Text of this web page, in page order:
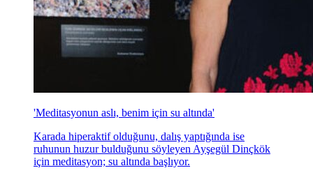
'Meditasyonun aslı, benim için su altında'
Karada hiperaktif olduğunu, dalış yaptığında ise
ruhunun huzur bulduğunu söyleyen Ayşegül Dinçkök
için meditasyon; su altında başlıyor.